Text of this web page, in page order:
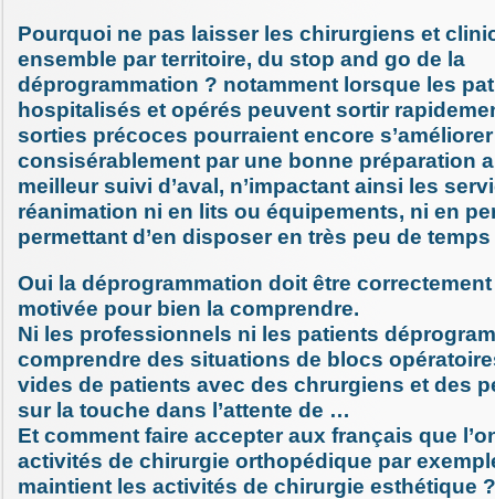
Pourquoi ne pas laisser les chirurgiens et
ensemble par territoire, du stop and go de la
déprogrammation ? notamment lorsque les
hospitalisés et opérés peuvent sortir
sorties précoces pourraient encore s’améliorer
consisérablement par une bonne préparation
meilleur suivi d’aval, n’impactant ainsi les
réanimation ni en lits ou équipements, ni en
permettant d’en disposer en très peu de
Oui la déprogrammation doit être
motivée pour bien la comprendre.
Ni les professionnels ni les patients
comprendre des situations de blocs
vides de patients avec des chrurgiens et des
sur la touche dans l’attente de …
Et comment faire accepter aux français que
activités de chirurgie orthopédique par
maintient les activités de chirurgie esthétique ?